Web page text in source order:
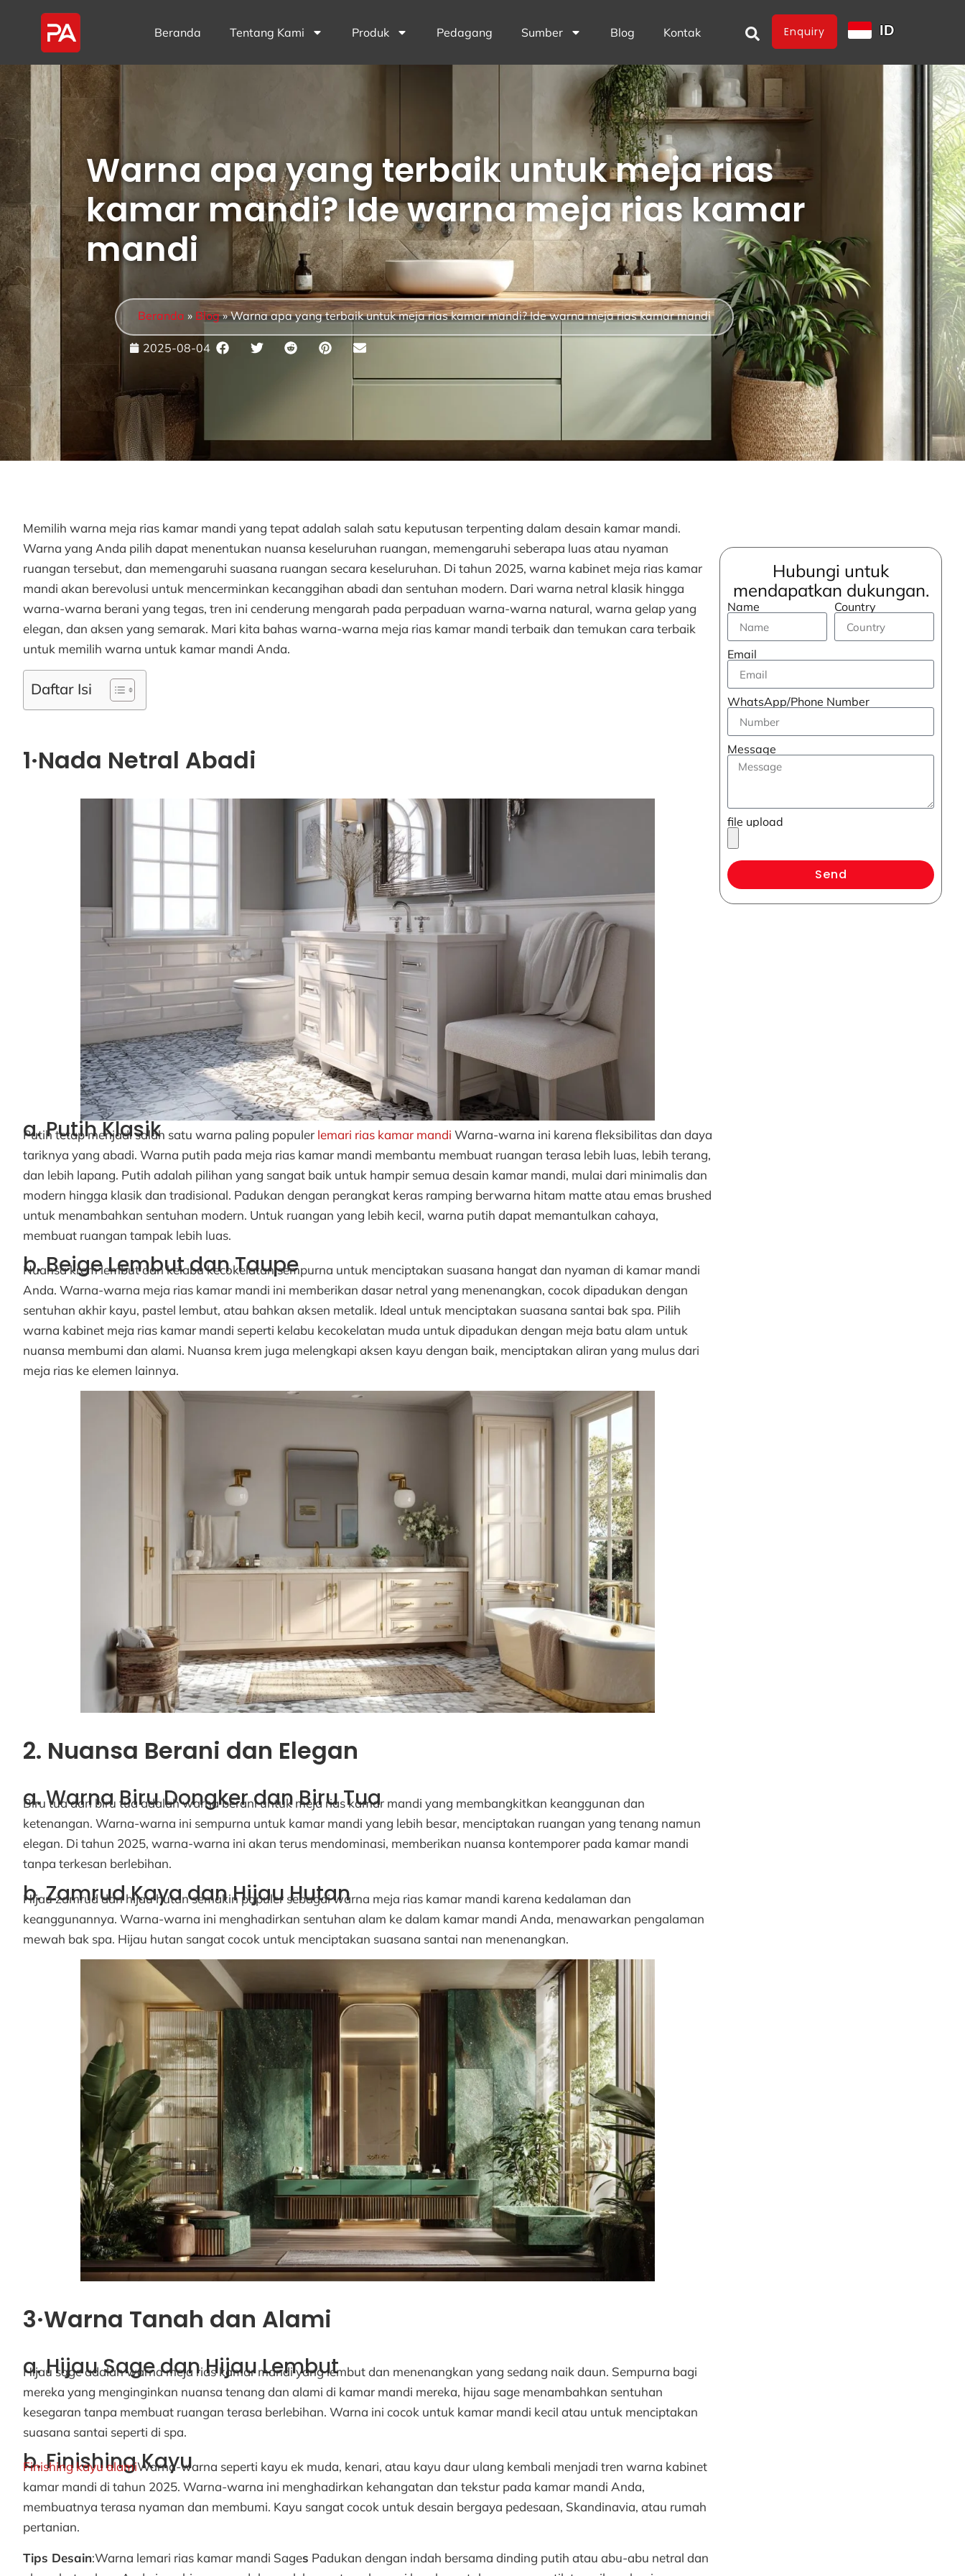
Beranda Tentang Kami Produk Pedagang Sumber Blog Kontak Enquiry ID
Warna apa yang terbaik untuk meja rias
kamar mandi? Ide warna meja rias kamar
mandi
Beranda » Blog»Warna apa yang terbaik untuk meja rias kamar mandi? Ide warna meja rias kamar mandi
2025-08-04
Memilih warna meja rias kamar mandi yang tepat adalah salah satu keputusan terpenting dalam desain kamar mandi.
Warna yang Anda pilih dapat menentukan nuansa keseluruhan ruangan, memengaruhi seberapa luas atau nyaman
ruangan tersebut, dan memengaruhi suasana ruangan secara keseluruhan. Di tahun 2025, warna kabinet meja rias kamar
mandi akan berevolusi untuk mencerminkan kecanggihan abadi dan sentuhan modern. Dari warna netral klasik hingga
warna-warna berani yang tegas, tren ini cenderung mengarah pada perpaduan warna-warna natural, warna gelap yang
elegan, dan aksen yang semarak. Mari kita bahas warna-warna meja rias kamar mandi terbaik dan temukan cara terbaik
untuk memilih warna untuk kamar mandi Anda.
Daftar Isi
1·Nada Netral Abadi
a. Putih Klasik
Putih tetap menjadi salah satu warna paling populer lemari rias kamar mandi Warna-warna ini karena fleksibilitas dan daya
tariknya yang abadi. Warna putih pada meja rias kamar mandi membantu membuat ruangan terasa lebih luas, lebih terang,
dan lebih lapang. Putih adalah pilihan yang sangat baik untuk hampir semua desain kamar mandi, mulai dari minimalis dan
modern hingga klasik dan tradisional. Padukan dengan perangkat keras ramping berwarna hitam matte atau emas brushed
untuk menambahkan sentuhan modern. Untuk ruangan yang lebih kecil, warna putih dapat memantulkan cahaya,
membuat ruangan tampak lebih luas.
b. Beige Lembut dan Taupe
Nuansa krem lembut dan kelabu kecokelatan sempurna untuk menciptakan suasana hangat dan nyaman di kamar mandi
Anda. Warna-warna meja rias kamar mandi ini memberikan dasar netral yang menenangkan, cocok dipadukan dengan
sentuhan akhir kayu, pastel lembut, atau bahkan aksen metalik. Ideal untuk menciptakan suasana santai bak spa. Pilih
warna kabinet meja rias kamar mandi seperti kelabu kecokelatan muda untuk dipadukan dengan meja batu alam untuk
nuansa membumi dan alami. Nuansa krem juga melengkapi aksen kayu dengan baik, menciptakan aliran yang mulus dari
meja rias ke elemen lainnya.
2. Nuansa Berani dan Elegan
a. Warna Biru Dongker dan Biru Tua
Biru tua dan biru tua adalah warna berani untuk meja rias kamar mandi yang membangkitkan keanggunan dan
ketenangan. Warna-warna ini sempurna untuk kamar mandi yang lebih besar, menciptakan ruangan yang tenang namun
elegan. Di tahun 2025, warna-warna ini akan terus mendominasi, memberikan nuansa kontemporer pada kamar mandi
tanpa terkesan berlebihan.
b. Zamrud Kaya dan Hijau Hutan
Hijau zamrud dan hijau hutan semakin populer sebagai warna meja rias kamar mandi karena kedalaman dan
keanggunannya. Warna-warna ini menghadirkan sentuhan alam ke dalam kamar mandi Anda, menawarkan pengalaman
mewah bak spa. Hijau hutan sangat cocok untuk menciptakan suasana santai nan menenangkan.
3·Warna Tanah dan Alami
a. Hijau Sage dan Hijau Lembut
Hijau sage adalah warna meja rias kamar mandi yang lembut dan menenangkan yang sedang naik daun. Sempurna bagi
mereka yang menginginkan nuansa tenang dan alami di kamar mandi mereka, hijau sage menambahkan sentuhan
kesegaran tanpa membuat ruangan terasa berlebihan. Warna ini cocok untuk kamar mandi kecil atau untuk menciptakan
suasana santai seperti di spa.
b. Finishing Kayu
Finishing kayu alamiWarna-warna seperti kayu ek muda, kenari, atau kayu daur ulang kembali menjadi tren warna kabinet
kamar mandi di tahun 2025. Warna-warna ini menghadirkan kehangatan dan tekstur pada kamar mandi Anda,
membuatnya terasa nyaman dan membumi. Kayu sangat cocok untuk desain bergaya pedesaan, Skandinavia, atau rumah
pertanian.
Tips Desain:Warna lemari rias kamar mandi Sages Padukan dengan indah bersama dinding putih atau abu-abu netral dan
Hubungi untuk
mendapatkan dukungan.
Name Country
Email
WhatsApp/Phone Number
Message
file upload
Send